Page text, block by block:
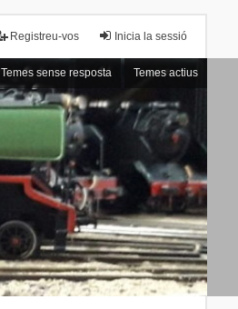
Inicia la sessió
Registreu-vos
Temes sense resposta Temes actius